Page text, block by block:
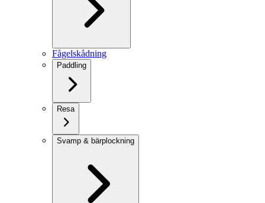
Fågelskådning
Paddling
Resa
Svamp & bärplockning